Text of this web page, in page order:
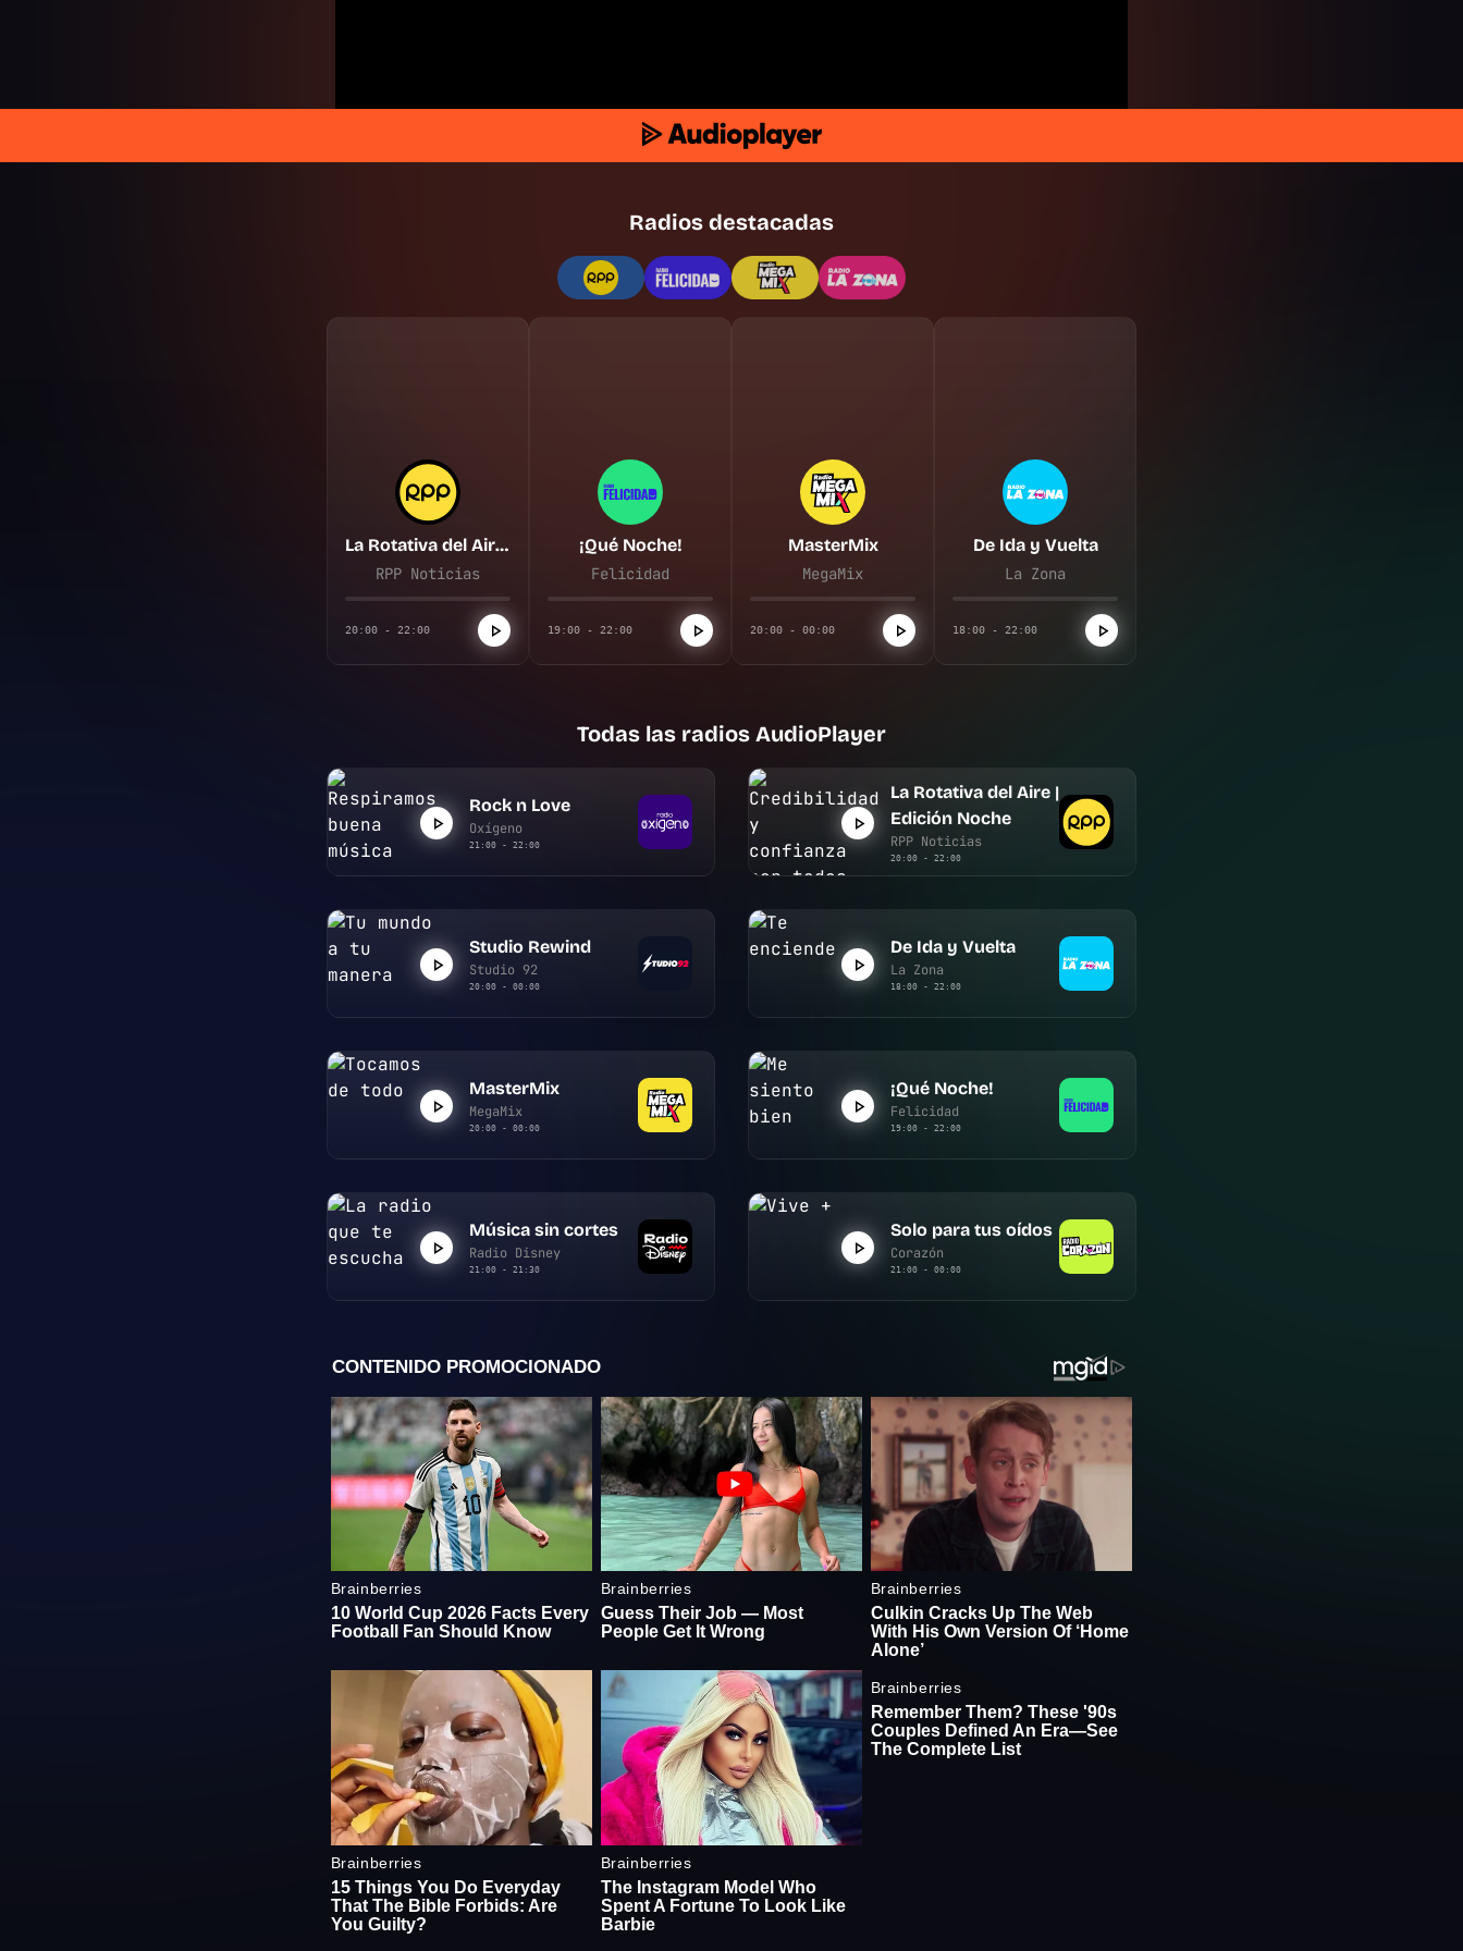
Radios destacadas
La Rotativa del Aire | Edición Noche
RPP Noticias
20:00 - 22:00
¡Qué Noche!
Felicidad
19:00 - 22:00
MasterMix
MegaMix
20:00 - 00:00
De Ida y Vuelta
La Zona
18:00 - 22:00
Todas las radios AudioPlayer
Rock n Love
Oxígeno
21:00 - 22:00
La Rotativa del Aire |
Edición Noche
RPP Noticias
20:00 - 22:00
Studio Rewind
Studio 92
20:00 - 00:00
De Ida y Vuelta
La Zona
18:00 - 22:00
MasterMix
MegaMix
20:00 - 00:00
¡Qué Noche!
Felicidad
19:00 - 22:00
Música sin cortes
Radio Disney
21:00 - 21:30
Solo para tus oídos
Corazón
21:00 - 00:00